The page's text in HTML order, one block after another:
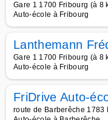
Gare 1 1700 Fribourg (à 8
Auto-école à Fribourg
Lanthemann
Gare 1 1700 Fribourg (à 8
Auto-école à Fribourg
FriDrive Auto-
route de Barberêche 1783